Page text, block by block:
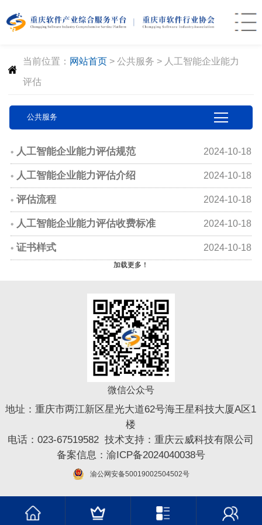
当前位置： 网站首页 > 公共服务 > 人工智能企业能力
评估
公共服务
人工智能企业能力评估规范 2024-10-18
人工智能企业能力评估介绍 2024-10-18
评估流程 2024-10-18
人工智能企业能力评估收费标准 2024-10-18
证书样式 2024-10-18
加载更多！
微信公众号
地址：重庆市两江新区星光大道62号海王星科技大厦A区1
楼
电话：023-67519582 技术支持：重庆云威科技有限公司
备案信息： 渝ICP备2024040038号
渝公网安备50019002504502号